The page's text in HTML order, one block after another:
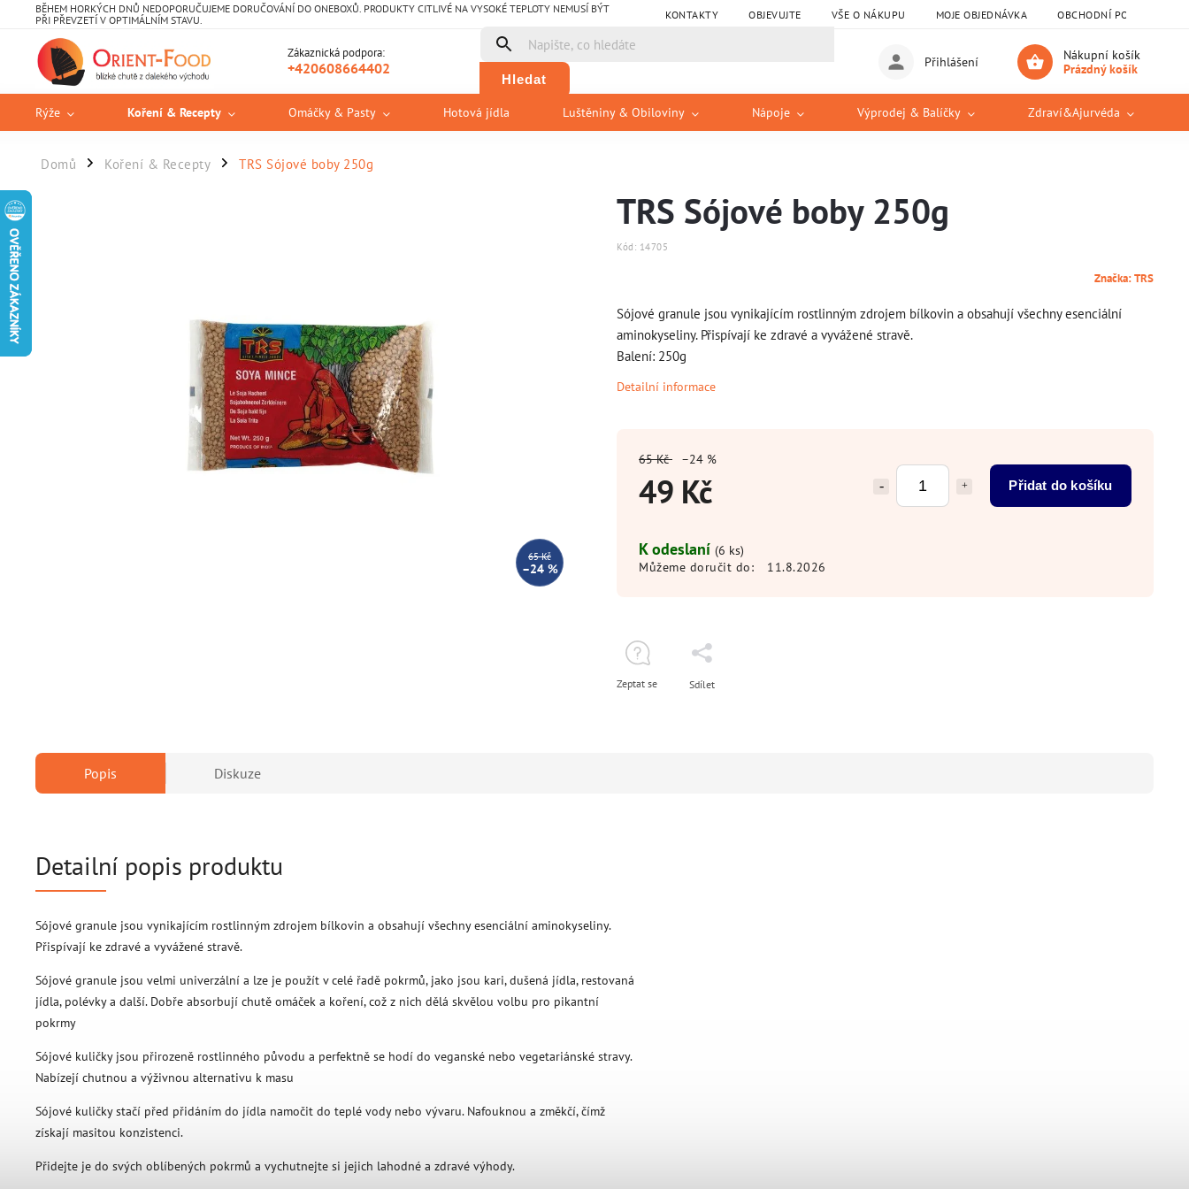
BĚHEM HORKÝCH DNŮ NEDOPORUČUJEME DORUČOVÁNÍ DO ONEBOXŮ. PRODUKTY CITLIVÉ NA VYSOKÉ TEPLOTY NEMUSÍ BÝT
PŘI PŘEVZETÍ V OPTIMÁLNÍM STAVU.
KONTAKTY OBJEVUJTE VŠE O NÁKUPU MOJE OBJEDNÁVKA OBCHODNÍ PODMÍNKY
Zákaznická podpora:
+420608664402
Hledat
Nákupní košík
Prázdný košík
Přihlášení
Rýže Koření & Recepty Omáčky & Pasty Hotová jídla Luštěniny & Obiloviny Nápoje Výprodej & Balíčky Zdraví&Ajurvéda
Domů / Koření & Recepty / TRS Sójové boby 250g
65 Kč
–24 %
65 Kč –24 %
49 Kč Přidat do košíku
K odeslaní (6 ks)
Můžeme doručit do:
11.8.2026
TRS Sójové boby 250g
Kód: 14705
Značka:TRS
Sójové granule jsou vynikajícím rostlinným zdrojem bílkovin a obsahují všechny esenciální
aminokyseliny. Přispívají ke zdravé a vyvážené stravě.
Balení: 250g
Detailní informace
Zeptat se Sdílet
Popis Diskuze
Detailní popis produktu
Sójové granule jsou vynikajícím rostlinným zdrojem bílkovin a obsahují všechny esenciální aminokyseliny.
Přispívají ke zdravé a vyvážené stravě.
Sójové granule jsou velmi univerzální a lze je použít v celé řadě pokrmů, jako jsou kari, dušená jídla, restovaná
jídla, polévky a další. Dobře absorbují chutě omáček a koření, což z nich dělá skvělou volbu pro pikantní
pokrmy
Sójové kuličky jsou přirozeně rostlinného původu a perfektně se hodí do veganské nebo vegetariánské stravy.
Nabízejí chutnou a výživnou alternativu k masu
Sójové kuličky stačí před přidáním do jídla namočit do teplé vody nebo vývaru. Nafouknou a změkčí, čímž
získají masitou konzistenci.
Přidejte je do svých oblíbených pokrmů a vychutnejte si jejich lahodné a zdravé výhody.